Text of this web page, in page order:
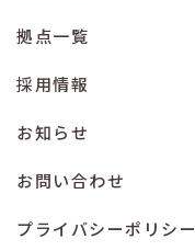
拠点一覧
採用情報
お知らせ
お問い合わせ
プライバシーポリシー